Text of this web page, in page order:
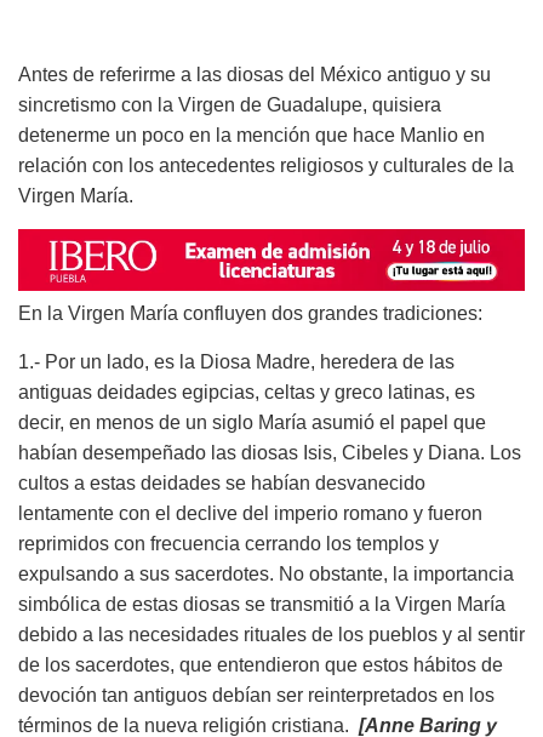
Antes de referirme a las diosas del México antiguo y su
sincretismo con la Virgen de Guadalupe, quisiera
detenerme un poco en la mención que hace Manlio en
relación con los antecedentes religiosos y culturales de la
Virgen María.
En la Virgen María confluyen dos grandes tradiciones:
1.- Por un lado, es la Diosa Madre, heredera de las
antiguas deidades egipcias, celtas y greco latinas, es
decir, en menos de un siglo María asumió el papel que
habían desempeñado las diosas Isis, Cibeles y Diana. Los
cultos a estas deidades se habían desvanecido
lentamente con el declive del imperio romano y fueron
reprimidos con frecuencia cerrando los templos y
expulsando a sus sacerdotes. No obstante, la importancia
simbólica de estas diosas se transmitió a la Virgen María
debido a las necesidades rituales de los pueblos y al sentir
de los sacerdotes, que entendieron que estos hábitos de
devoción tan antiguos debían ser reinterpretados en los
términos de la nueva religión cristiana. [Anne Baring y